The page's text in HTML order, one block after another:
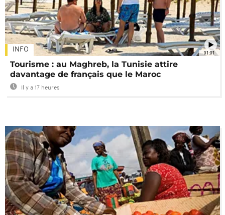
01:01
INFO
Tourisme : au Maghreb, la Tunisie attire
davantage de français que le Maroc
Il y a 17 heures